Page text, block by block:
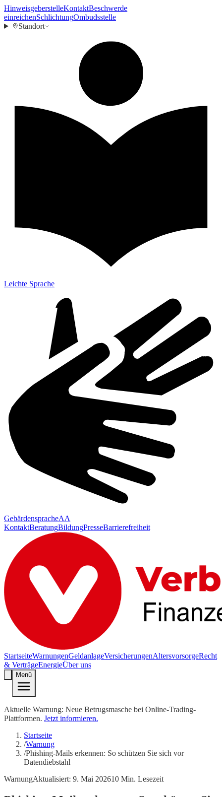
HinweisgeberstelleKontaktBeschwerde
einreichenSchlichtungOmbudsstelle
Standort
Leichte Sprache
GebärdenspracheAA
KontaktBeratungBildungPresseBarrierefreiheit
StartseiteWarnungenGeldanlageVersicherungenAltersvorsorgeRecht
& VerträgeEnergieÜber uns
Menü
Aktuelle Warnung: Neue Betrugsmasche bei Online-Trading-
Plattformen. Jetzt informieren.
Startseite
/Warnung
/Phishing-Mails erkennen: So schützen Sie sich vor
Datendiebstahl
WarnungAktualisiert: 9. Mai 202610 Min. Lesezeit